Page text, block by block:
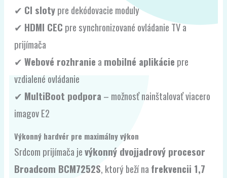
✔ CI slotypre dekódovacie moduly
✔ HDMI CEC pre synchronizované ovládanie TV a
prijímača
✔ Webové rozhranie a mobilné aplikácie pre
vzdialené ovládanie
✔ MultiBoot podpora – možnosť nainštalovať viacero
imagov E2
Výkonný hardvér pre maximálny výkon
Srdcom prijímača jevýkonný dvojjadrový procesor
Broadcom BCM7252S, ktorý beží na frekvencii 1,7